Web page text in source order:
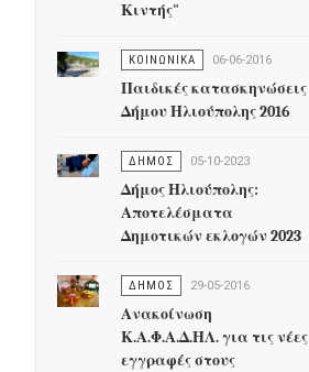
Κιντής"
ΚΟΙΝΩΝΙΚΑ 06-06-2016
Παιδικές κατασκηνώσεις
Δήμου Ηλιούπολης 2016
ΔΗΜΟΣ 05-10-2023
Δήμος Ηλιούπολης:
Αποτελέσματα
Δημοτικών εκλογών 2023
ΔΗΜΟΣ 29-05-2016
Ανακοίνωση
Κ.Α.Φ.Α.Δ.ΗΛ. για τις νέες
εγγραφές στους